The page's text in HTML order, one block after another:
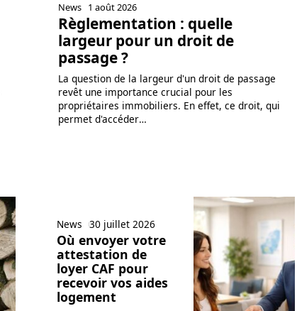
News 1 août 2026
Règlementation : quelle
largeur pour un droit de
passage ?
La question de la largeur d'un droit de passage
revêt une importance crucial pour les
propriétaires immobiliers. En effet, ce droit, qui
permet d'accéder…
News 30 juillet 2026
Où envoyer votre
attestation de
loyer CAF pour
recevoir vos aides
logement